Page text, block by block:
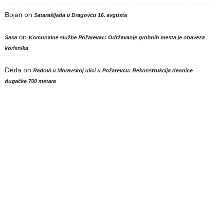
Bojan on Satarašijada u Dragovcu 16. avgusta
Sasa on Komunalne službe Požarevac: Održavanje grobnih mesta je obaveza
korisnika
Deda on Radovi u Moravskoj ulici u Požarevcu: Rekonstrukcija deonice
dugačke 700 metara